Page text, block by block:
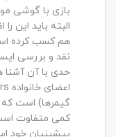
بازی با گوشی
البته باید این
هم کسب کرده
حدی با آن آشنا
گیمرها) است که
کمی متفاوت
پیشینیان خود